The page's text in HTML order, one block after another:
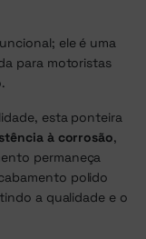
ele é uma
para motoristas
esta ponteira
à corrosão,
permaneça
polido
a qualidade e o